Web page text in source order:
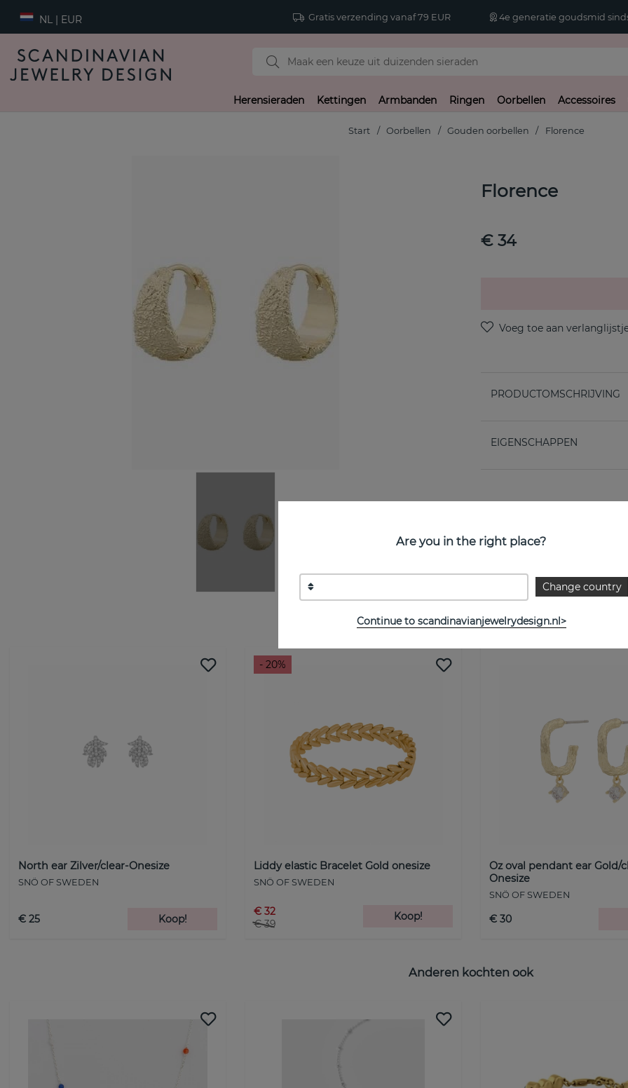
NL | EUR Gratis verzending vanaf 79 EUR 4e generatie goudsmid sinds
Herensieraden Kettingen Armbanden Ringen Oorbellen Accessoires
Start Oorbellen Gouden oorbellen Florence
Florence
€ 34
PRODUCTOMSCHRIJVING
EIGENSCHAPPEN
Bekijk meer artikelen
North ear Zilver/clear-Onesize
SNÖ OF SWEDEN
€ 25 Koop!
- 20%
Liddy elastic Bracelet Gold onesize
SNÖ OF SWEDEN
€ 32
€ 39
Koop!
Oz oval pendant ear Gold/
Onesize
SNÖ OF SWEDEN
€ 30
Anderen kochten ook
Are you in the right place?
Change country
Continue to scandinavianjewelrydesign.nl>